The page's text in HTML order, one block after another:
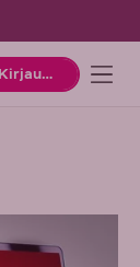
Current
Kirjaudu